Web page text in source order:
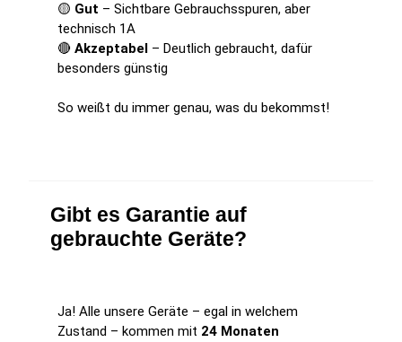
🟡 Gut – Sichtbare Gebrauchsspuren, aber
technisch 1A
🔴 Akzeptabel – Deutlich gebraucht, dafür
besonders günstig
So weißt du immer genau, was du bekommst!
Gibt es Garantie auf
gebrauchte Geräte?
Ja! Alle unsere Geräte – egal in welchem
Zustand – kommen mit 24 Monaten